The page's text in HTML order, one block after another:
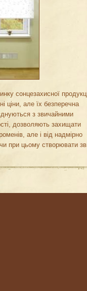
сонцезахисної
ціни, але їх безперечна
з звичайними
дозволяють захищати
але і від надмірно
при цьому створювати